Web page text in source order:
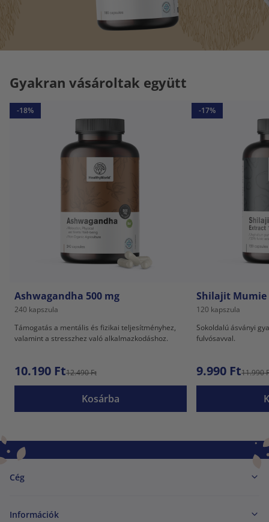
Gyakran vásároltak együtt
-18%
Ashwagandha 500 mg
240 kapszula
Támogatás a mentális és fizikai teljesítményhez,
valamint a stresszhez való alkalmazkodáshoz.
10.190 Ft12.490 Ft
Kosárba
-17%
Shilajit Mumie
120 kapszula
Sokoldalú ásványi
fulvósavval.
9.990 Ft11.990
Cég
Információk